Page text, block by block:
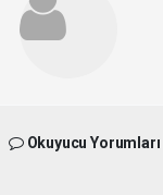
Okuyucu Yorumları